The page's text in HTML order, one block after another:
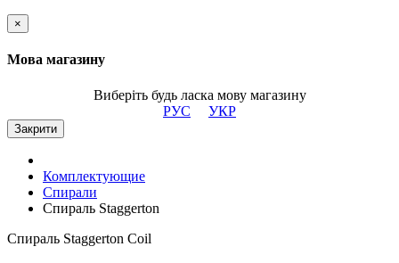
×
Мова магазину
Виберіть будь ласка мову магазину
РУС
УКР
Закрити
Комплектующие
Спирали
Спираль Staggerton
Спираль Staggerton Coil